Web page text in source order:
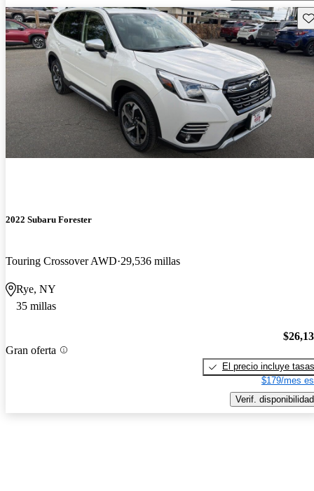
2022 Subaru Forester
Touring Crossover AWD 29,536 millas
Rye, NY
35 millas
Gran oferta
El precio incluye tasas
$179/mes
Verif. disponibilidad